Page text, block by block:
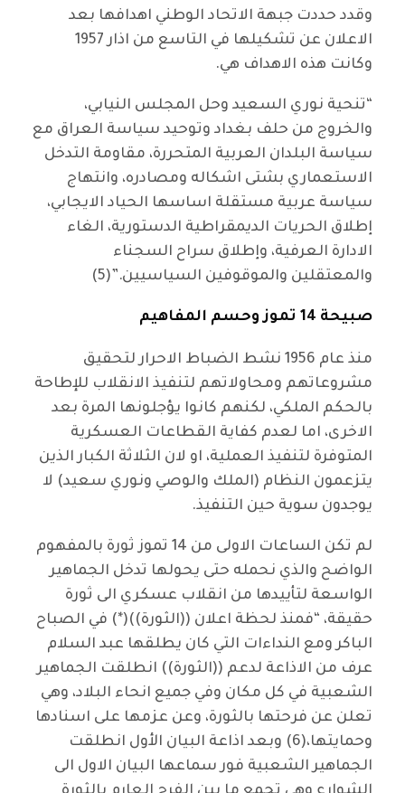
وقدد حددت جبهة الاتحاد الوطني اهدافها بعد
الاعلان عن تشكيلها في التاسع من اذار 1957
وكانت هذه الاهداف هي.
“تنحية نوري السعيد وحل المجلس النيابي،
والخروج من حلف بغداد وتوحيد سياسة العراق مع
سياسة البلدان العربية المتحررة، مقاومة التدخل
الاستعماري بشتى اشكاله ومصادره، وانتهاج
سياسة عربية مستقلة اساسها الحياد الايجابي،
إطلاق الحريات الديمقراطية الدستورية، الغاء
الادارة العرفية، وإطلاق سراح السجناء
والمعتقلين والموقوفين السياسيين.”(5)
صبيحة 14 تموز وحسم المفاهيم
منذ عام 1956 نشط الضباط الاحرار لتحقيق
مشروعاتهم ومحاولاتهم لتنفيذ الانقلاب للإطاحة
بالحكم الملكي، لكنهم كانوا يؤجلونها المرة بعد
الاخرى، اما لعدم كفاية القطاعات العسكرية
المتوفرة لتنفيذ العملية، او لان الثلاثة الكبار الذين
يتزعمون النظام (الملك والوصي ونوري سعيد) لا
يوجدون سوية حين التنفيذ.
لم تكن الساعات الاولى من 14 تموز ثورة بالمفهوم
الواضح والذي نحمله حتى يحولها تدخل الجماهير
الواسعة لتأييدها من انقلاب عسكري الى ثورة
حقيقة، “فمنذ لحظة اعلان ((الثورة))(*) في الصباح
الباكر ومع النداءات التي كان يطلقها عبد السلام
عرف من الاذاعة لدعم ((الثورة)) انطلقت الجماهير
الشعبية في كل مكان وفي جميع انحاء البلاد، وهي
تعلن عن فرحتها بالثورة، وعن عزمها على اسنادها
وحمايتها،(6) وبعد اذاعة البيان الأول انطلقت
الجماهير الشعبية فور سماعها البيان الاول الى